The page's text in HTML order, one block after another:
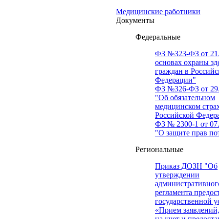
Медицинские работники
Документы
Федеральные
ФЗ №323-ФЗ от
основах охраны
граждан в
Федерации"
ФЗ №326-ФЗ от
"Об обязательном
медицинском
Российской
ФЗ № 2300-1 от
"О защите прав
Региональные
Приказ ДОЗН "Об
утверждении
регламента
государственной
«Прием